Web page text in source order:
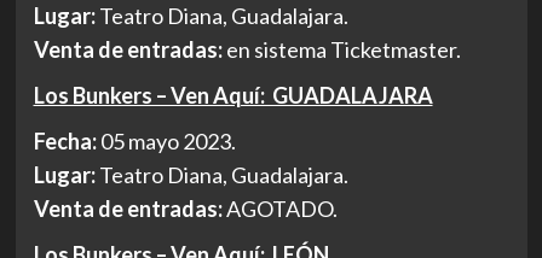
Lugar:Teatro Diana, Guadalajara.
Venta de entradas:en sistema Ticketmaster.
Los Bunkers – Ven Aquí: GUADALAJARA
Fecha:05 mayo 2023.
Lugar:Teatro Diana, Guadalajara.
Venta de entradas:AGOTADO.